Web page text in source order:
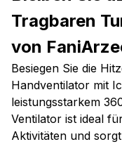
Tragbaren
von
Besiegen Sie die
Handventilator mit
leistungsstarkem
Ventilator ist ideal
Aktivitäten und